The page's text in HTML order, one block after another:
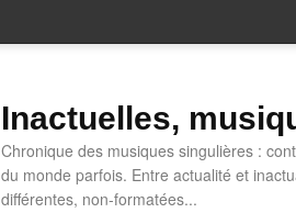
Inactuelles,
Chronique des musiques singulières :
du monde parfois. Entre actualité et
différentes, non-formatées...